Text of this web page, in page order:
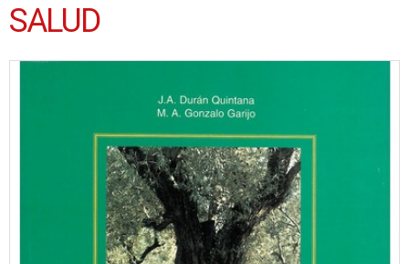
SALUD